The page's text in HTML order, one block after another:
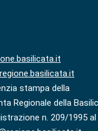
stampa della
Regionale della
n. 209/1995